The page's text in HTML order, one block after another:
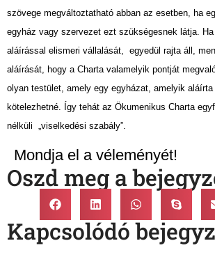
szövege megváltoztatható abban az esetben, ha
egyház vagy szervezet ezt szükségesnek látja.
aláírással elismeri vállalását, egyedül rajta áll,
aláírását, hogy a Charta valamelyik pontját
olyan testület, amely egy egyházat, amelyik
kötelezhetné. Így tehát az Ökumenikus Charta
nélküli „viselkedési szabály”.
Mondja el a véleményét!
Oszd meg a
Kapcsolódó